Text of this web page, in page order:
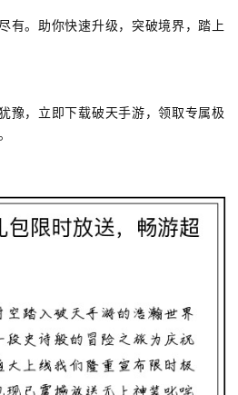
有。助你快速升级，突破境界，踏上
豫，立即下载破天手游，领取专属极